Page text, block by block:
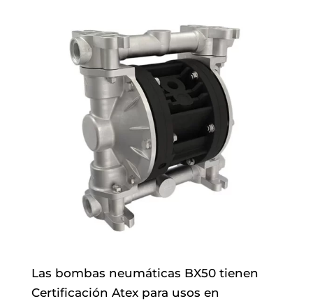
Las bombas neumáticas BX50 tienen
Certificación Atex para usos en